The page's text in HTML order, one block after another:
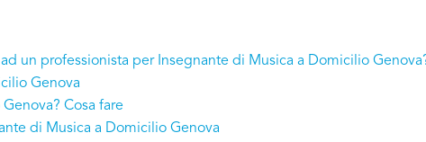
un professionista per Insegnante di Musica a Domicilio
Genova
Cosa fare
di Musica a Domicilio Genova